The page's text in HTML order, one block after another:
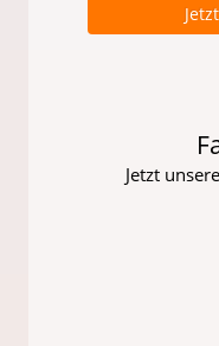
Jetzt
Jetzt